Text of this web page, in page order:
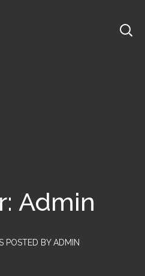
Admin
POSTED BY ADMIN